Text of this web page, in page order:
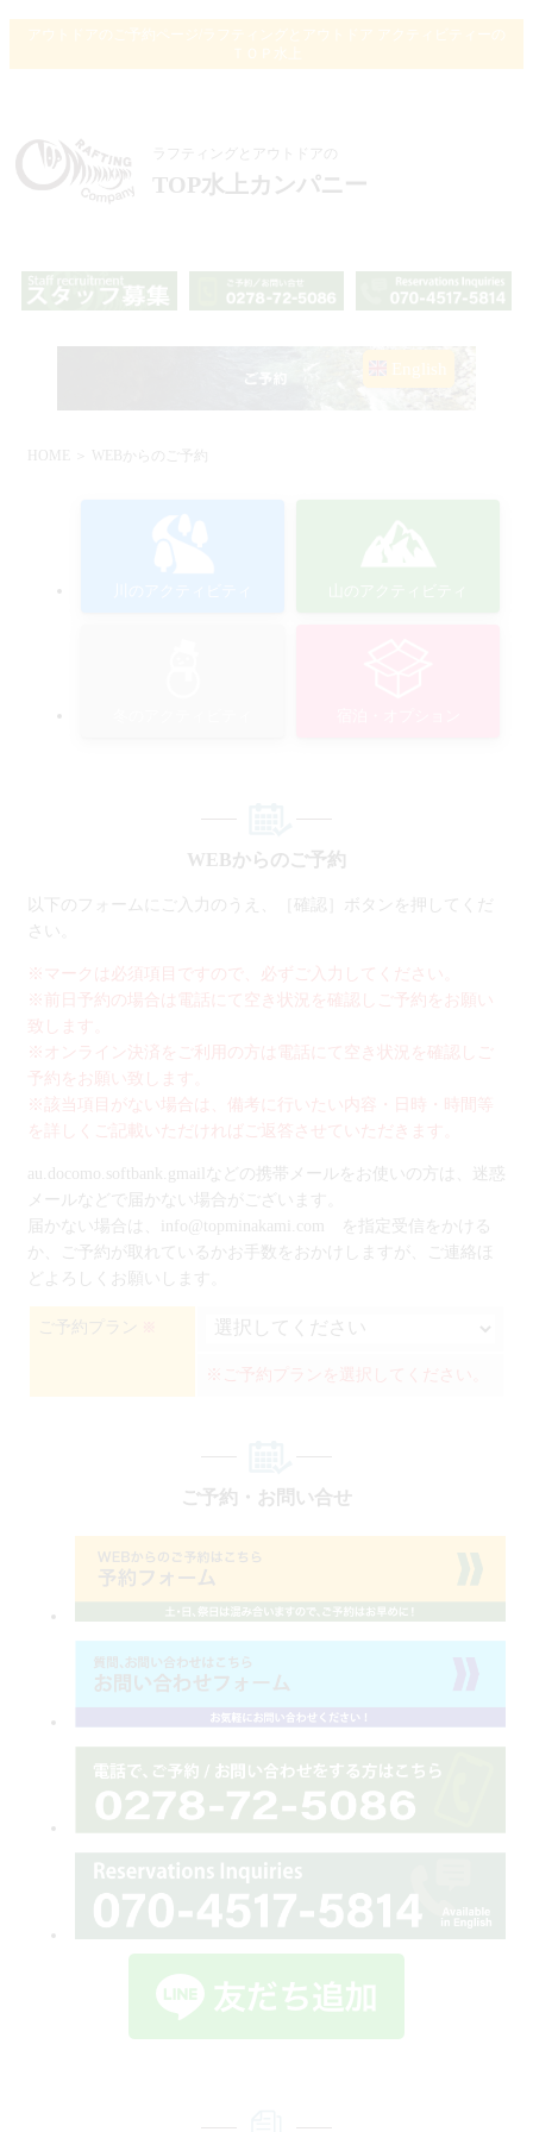
アウトドアのご予約ページ/ラフティングとアウトドア アクティビティーの
ラフティングとアウトドアの
TOP水上カンパニー
English
HOME ＞ WEBからのご予約
WEBからのご予約
以下のフォームにご入力のうえ、［確認］ボタンを押してくだ
さい。
※マークは必須項目ですので、必ずご入力してください。
※前日予約の場合は電話にて空き状況を確認しご予約をお願い
致します。
※オンライン決済をご利用の方は電話にて空き状況を確認しご
予約をお願い致します。
※該当項目がない場合は、備考に行いたい内容・日時・時間等
を詳しくご記載いただければご返答させていただきます。
au.docomo.softbank.gmailなどの携帯メールをお使いの方は、迷惑
メールなどで届かない場合がございます。
届かない場合は、info@topminakami.com を指定受信をかける
か、ご予約が取れているかお手数をおかけしますが、ご連絡ほ
どよろしくお願いします。
ご予約プラン
※ご予約プランを選択してください。
ご予約・お問い合せ